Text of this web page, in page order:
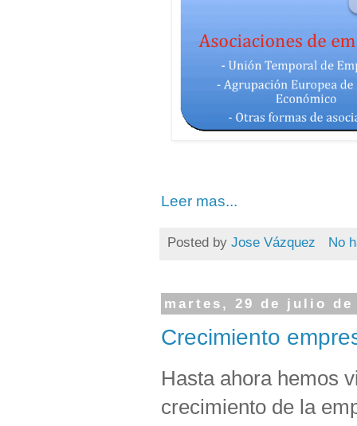
Leer mas...
Posted by Jose Vázquez No
martes, 29 de julio de
Crecimiento
Hasta ahora hemos
crecimiento de la